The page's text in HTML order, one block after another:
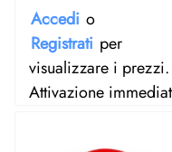
Accedi o
Registrati per
visualizzare i prezzi.
Attivazione